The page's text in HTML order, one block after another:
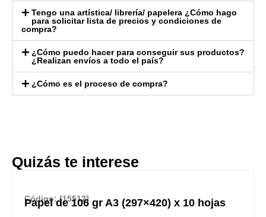
Tengo una artística/ librería/ papelera ¿Cómo hago
para solicitar lista de precios y condiciones de
compra?
¿Cómo puedo hacer para conseguir sus productos?
¿Realizan envíos a todo el país?
¿Cómo es el proceso de compra?
Quizás te interese
Código: [15512]
Papel de 106 gr A3 (297×420) x 10 hojas